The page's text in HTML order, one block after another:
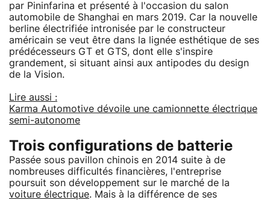
par Pininfarina et présenté à l'occasion du salon
automobile de Shanghai en mars 2019. Car la nouvelle
berline électrifiée intronisée par le constructeur
américain se veut être dans la lignée esthétique de ses
prédécesseurs GT et GTS, dont elle s'inspire
grandement, si situant ainsi aux antipodes du design
de la Vision.
Lire aussi :
Karma Automotive dévoile une camionnette électrique
semi-autonome
Trois configurations de batterie
Passée sous pavillon chinois en 2014 suite à de
nombreuses difficultés financières, l'entreprise
poursuit son développement sur le marché de la
voiture électrique. Mais à la différence de ses